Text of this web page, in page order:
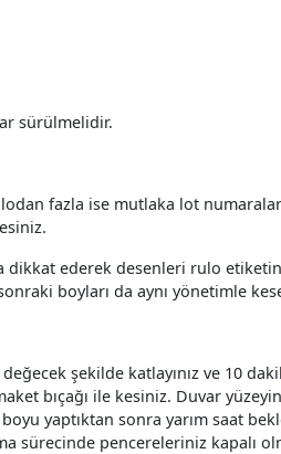
sürülmelidir.
fazla ise mutlaka lot
dikkat ederek desenleri rulo
boyları da aynı yönetimle
şekilde katlayınız ve 10
bıçağı ile kesiniz. Duvar
yaptıktan sonra yarım saat
sürecinde pencereleriniz kapalı